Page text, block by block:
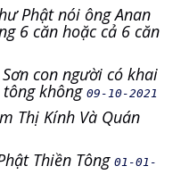
Phật nói ông Anan
6 căn hoặc cả 6 căn
con người có khai
không 09-10-2021
Thị Kính Và Quán
Thiền Tông 01-01-